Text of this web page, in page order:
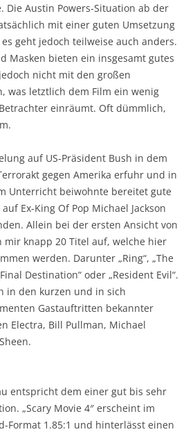
Die Austin Powers-Situation ab der
mit einer guten Umsetzung
geht jedoch teilweise auch anders.
Masken bieten ein insgesamt gutes
nicht mit den großen
was letztlich dem Film ein wenig
einräumt. Oft dümmlich,
auf US-Präsident Bush in dem
gegen Amerika erfuhr und in
Unterricht beiwohnte bereitet gute
Ex-King Of Pop Michael Jackson
Allein bei der ersten Ansicht von
mir knapp 20 Titel auf, welche hier
werden. Darunter „Ring“, „The
Destination“ oder „Resident Evil“.
in den kurzen und in sich
Gastauftritten bekannter
Electra, Bill Pullman, Michael
entspricht dem einer gut bis sehr
„Scary Movie 4″ erscheint im
Format 1.85:1 und hinterlässt einen